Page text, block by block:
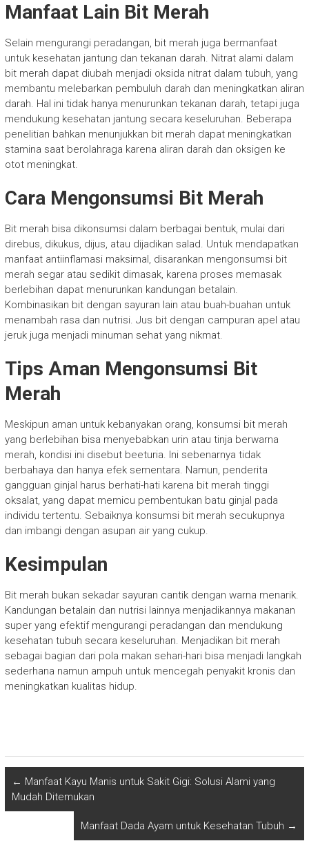
Manfaat Lain Bit Merah
Selain mengurangi peradangan, bit merah juga bermanfaat
untuk kesehatan jantung dan tekanan darah. Nitrat alami dalam
bit merah dapat diubah menjadi oksida nitrat dalam tubuh, yang
membantu melebarkan pembuluh darah dan meningkatkan aliran
darah. Hal ini tidak hanya menurunkan tekanan darah, tetapi juga
mendukung kesehatan jantung secara keseluruhan. Beberapa
penelitian bahkan menunjukkan bit merah dapat meningkatkan
stamina saat berolahraga karena aliran darah dan oksigen ke
otot meningkat.
Cara Mengonsumsi Bit Merah
Bit merah bisa dikonsumsi dalam berbagai bentuk, mulai dari
direbus, dikukus, dijus, atau dijadikan salad. Untuk mendapatkan
manfaat antiinflamasi maksimal, disarankan mengonsumsi bit
merah segar atau sedikit dimasak, karena proses memasak
berlebihan dapat menurunkan kandungan betalain.
Kombinasikan bit dengan sayuran lain atau buah-buahan untuk
menambah rasa dan nutrisi. Jus bit dengan campuran apel atau
jeruk juga menjadi minuman sehat yang nikmat.
Tips Aman Mengonsumsi Bit
Merah
Meskipun aman untuk kebanyakan orang, konsumsi bit merah
yang berlebihan bisa menyebabkan urin atau tinja berwarna
merah, kondisi ini disebut beeturia. Ini sebenarnya tidak
berbahaya dan hanya efek sementara. Namun, penderita
gangguan ginjal harus berhati-hati karena bit merah tinggi
oksalat, yang dapat memicu pembentukan batu ginjal pada
individu tertentu. Sebaiknya konsumsi bit merah secukupnya
dan imbangi dengan asupan air yang cukup.
Kesimpulan
Bit merah bukan sekadar sayuran cantik dengan warna menarik.
Kandungan betalain dan nutrisi lainnya menjadikannya makanan
super yang efektif mengurangi peradangan dan mendukung
kesehatan tubuh secara keseluruhan. Menjadikan bit merah
sebagai bagian dari pola makan sehari-hari bisa menjadi langkah
sederhana namun ampuh untuk mencegah penyakit kronis dan
meningkatkan kualitas hidup.
← Manfaat Kayu Manis untuk Sakit Gigi: Solusi Alami yang
Mudah Ditemukan
Manfaat Dada Ayam untuk Kesehatan Tubuh →